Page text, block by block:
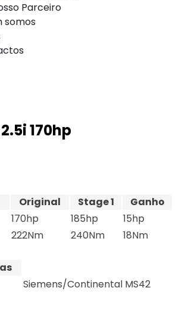
Parceiro
somos
170hp
Original Stage 1
Ganho
170hp 185hp
15hp
222Nm 240Nm 18Nm
Siemens/Continental MS42